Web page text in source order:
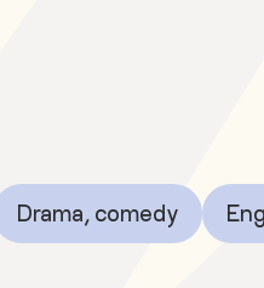
Drama, comedy